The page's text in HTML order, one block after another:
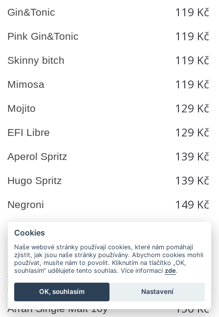
Gin&Tonic 119 Kč
Pink Gin&Tonic 119 Kč
Skinny bitch 119 Kč
Mimosa 119 Kč
Mojito 129 Kč
EFI Libre 129 Kč
Aperol Spritz 139 Kč
Hugo Spritz 139 Kč
Negroni 149 Kč
Negroni Sbagliato
WHISKEY A BOURBON
Arran Single Malt 10y 150 Kč
Cookies
Naše webové stránky používají cookies, které nám pomáhají
zjistit, jak jsou naše stránky používány. Abychom cookies mohli
používat, musíte nám to povolit. Kliknutím na tlačítko „OK,
souhlasím“ udělujete tento souhlas. Více informací zde.
OK, souhlasím Nastavení